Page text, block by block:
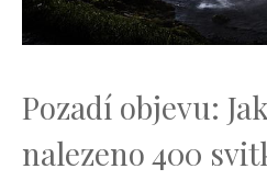
Pozadí objevu:
nalezeno 400